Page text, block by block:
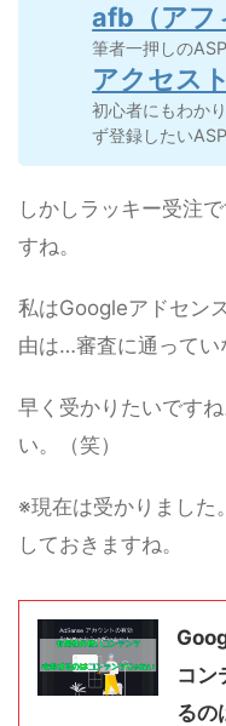
afb（アフ
筆者一押しの
アクセス
初心者にもわか
ず登録したいASP
しかしラッキー受注
すね。
私はGoogleアドセン
由は…審査に通ってい
早く受かりたいです
い。（笑）
※現在は受かりました
しておきますね。
コン
るの